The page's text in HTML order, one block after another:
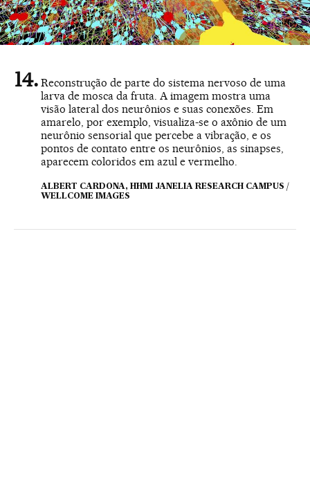
Reconstrução de parte do sistema nervoso de uma
larva de mosca da fruta. A imagem mostra uma
visão lateral dos neurônios e suas conexões. Em
amarelo, por exemplo, visualiza-se o axônio de um
neurônio sensorial que percebe a vibração, e os
pontos de contato entre os neurônios, as sinapses,
aparecem coloridos em azul e vermelho.
ALBERT CARDONA, HHMI JANELIA RESEARCH CAMPUS /
WELLCOME IMAGES